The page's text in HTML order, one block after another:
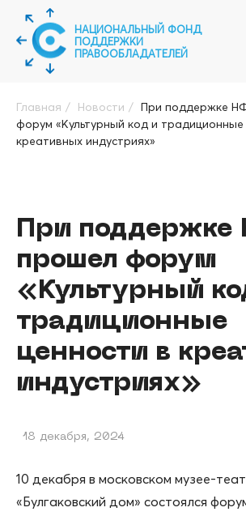
НАЦИОНАЛЬНЫЙ ФОНД
ПОДДЕРЖКИ
ПРАВООБЛАДАТЕЛЕЙ
Главная / Новости / При поддержке
форум «Культурный код и традиционные
креативных индустриях»
При поддержке
прошел форум
«Культурный
традиционные
ценности в
индустриях»
18 декабря, 2024
10 декабря в московском музее-
«Булгаковский дом» состоялся